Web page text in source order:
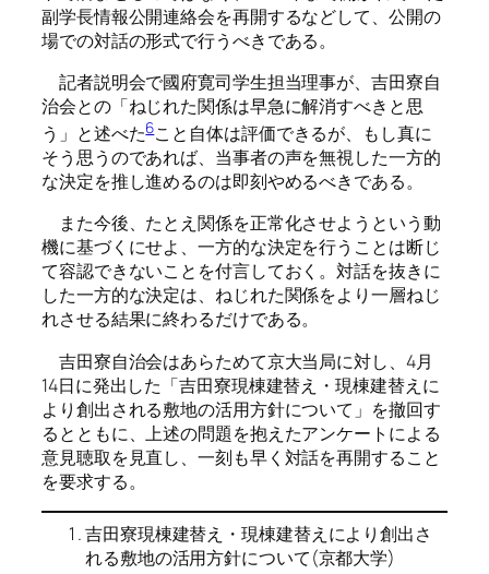
副学長情報公開連絡会を再開するなどして、公開の
場での対話の形式で行うべきである。
記者説明会で國府寛司学生担当理事が、吉田寮自
治会との「ねじれた関係は早急に解消すべきと思
う」と述べた6こと自体は評価できるが、もし真に
そう思うのであれば、当事者の声を無視した一方的
な決定を推し進めるのは即刻やめるべきである。
また今後、たとえ関係を正常化させようという動
機に基づくにせよ、一方的な決定を行うことは断じ
て容認できないことを付言しておく。対話を抜きに
した一方的な決定は、ねじれた関係をより一層ねじ
れさせる結果に終わるだけである。
吉田寮自治会はあらためて京大当局に対し、4月
14日に発出した「吉田寮現棟建替え・現棟建替えに
より創出される敷地の活用方針について」を撤回す
るとともに、上述の問題を抱えたアンケートによる
意見聴取を見直し、一刻も早く対話を再開すること
を要求する。
吉田寮現棟建替え・現棟建替えにより創出さ
れる敷地の活用方針について(京都大学)